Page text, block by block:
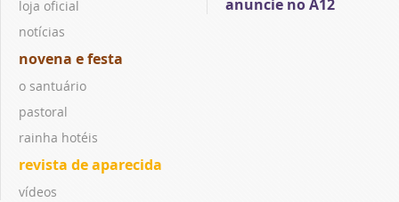
loja oficial
notícias
novena e festa
o santuário
pastoral
rainha hotéis
revista de aparecida
vídeos
anuncie no A12